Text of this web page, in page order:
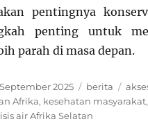
pentingnya
penting untuk
parah di masa depan.
2025 Categories
berita Tags
Afrika, kesehatan masyarakat,
air Afrika Selatan